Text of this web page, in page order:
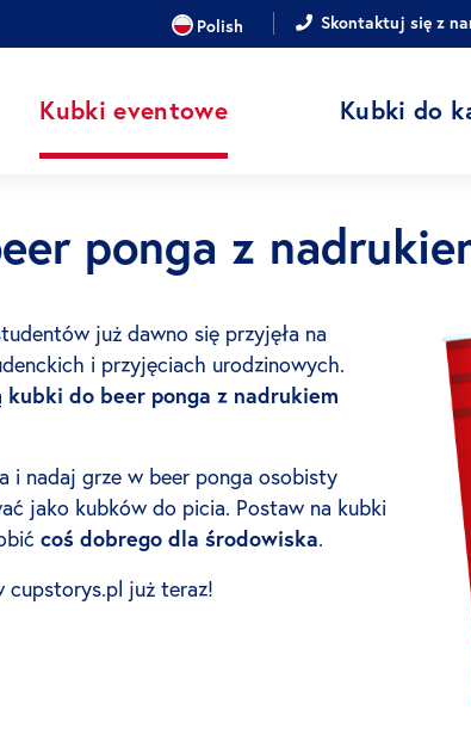
JĘZYKPolish Skontaktuj się z
Kubki eventowe Kubki do
ponga z
już dawno się przyjęła na
i przyjęciach urodzinowych.
kubki do beer ponga z nadrukiem
i nadaj grze w beer ponga osobisty
jako kubków do picia. Postaw na kubki
coś dobrego dla środowiska.
cupstorys.pl już teraz!